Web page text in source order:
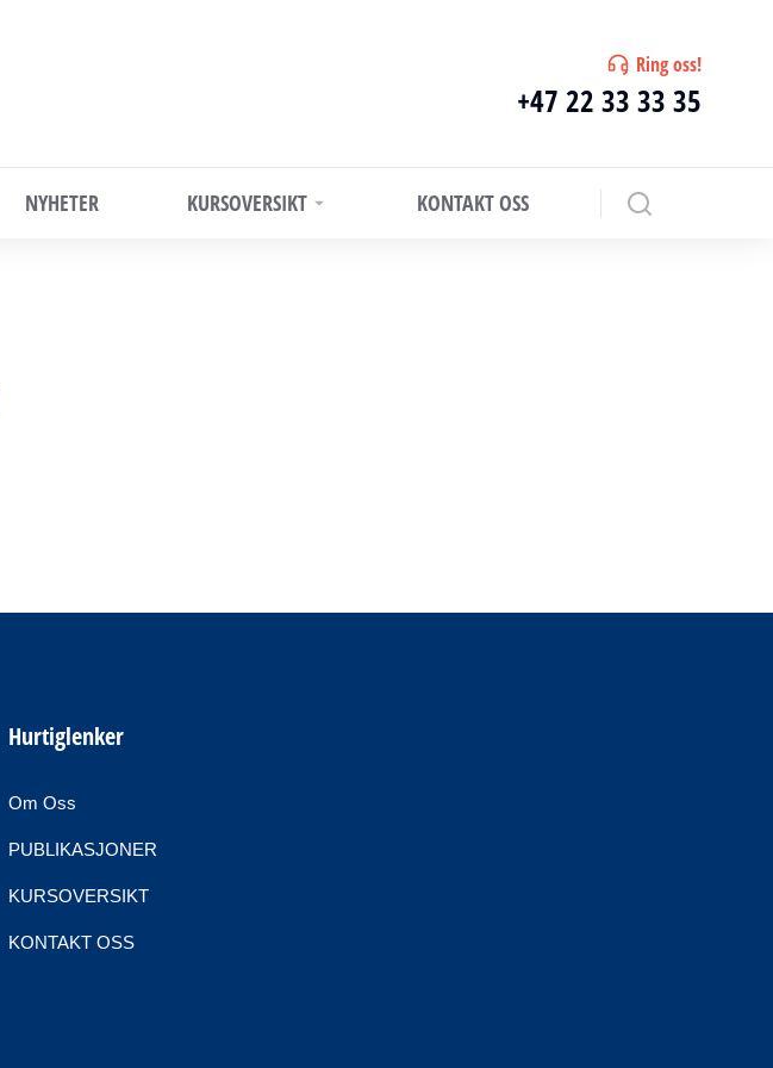
Ring oss!
+47 22 33 33 35
NYHETER KURSOVERSIKT KONTAKT OSS
Hurtiglenker
Om Oss
PUBLIKASJONER
KURSOVERSIKT
KONTAKT OSS